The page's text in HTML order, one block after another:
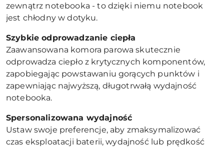
zewnątrz notebooka - to dzięki niemu notebook
jest chłodny w dotyku.
Szybkie odprowadzanie ciepła
Zaawansowana komora parowa skutecznie
odprowadza ciepło z krytycznych komponentów,
zapobiegając powstawaniu gorących punktów i
zapewniając najwyższą, długotrwałą wydajność
notebooka.
Spersonalizowana wydajność
Ustaw swoje preferencje, aby zmaksymalizować
czas eksploatacji baterii, wydajność lub prędkość